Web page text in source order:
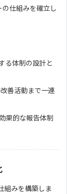
仕組みを確立し
る体制の設計と
善活動まで一連
果的な報告体制
組みを構築しま